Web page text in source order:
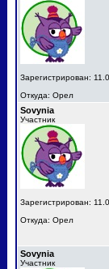
Зарегистрирован:
Откуда: Орел
Sovynia
Участник
Зарегистрирован:
Откуда: Орел
Sovynia
Участник